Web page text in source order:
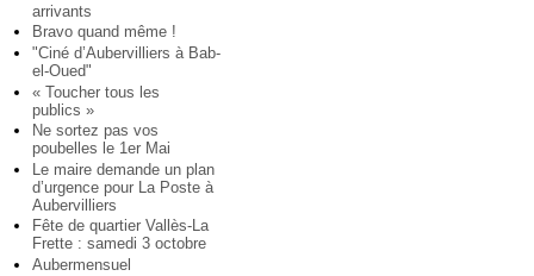
arrivants
Bravo quand même !
"Ciné d’Aubervilliers à Bab-
el-Oued"
« Toucher tous les
publics »
Ne sortez pas vos
poubelles le 1er Mai
Le maire demande un plan
d’urgence pour La Poste à
Aubervilliers
Fête de quartier Vallès-La
Frette : samedi 3 octobre
Aubermensuel